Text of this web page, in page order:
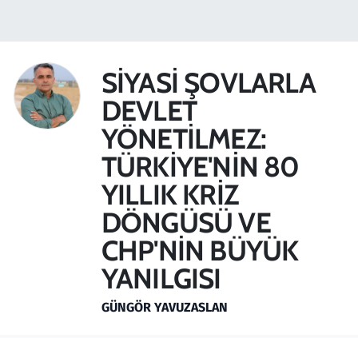
SİYASİ ŞOVLARLA
DEVLET
YÖNETİLMEZ:
TÜRKİYE'NİN 80
YILLIK KRİZ
DÖNGÜSÜ VE
CHP'NİN BÜYÜK
YANILGISI
GÜNGÖR YAVUZASLAN
Haber
Kültür Sanat
Kurumsal Haberler
Lezzet Durağı
Memur ve Kamu
Otomobil